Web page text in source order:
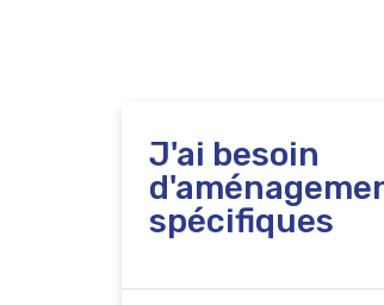
J'ai besoin
spécifiques